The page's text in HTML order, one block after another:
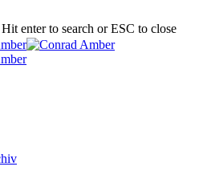
Hit enter to search or ESC to close